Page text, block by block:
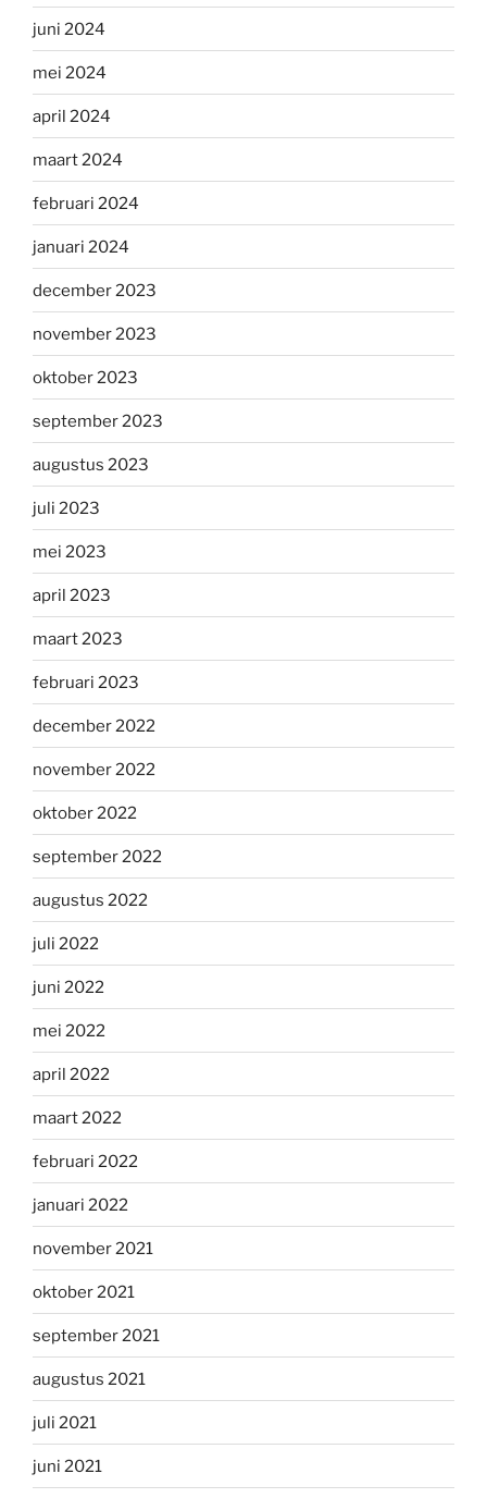
juni 2024
mei 2024
april 2024
maart 2024
februari 2024
januari 2024
december 2023
november 2023
oktober 2023
september 2023
augustus 2023
juli 2023
mei 2023
april 2023
maart 2023
februari 2023
december 2022
november 2022
oktober 2022
september 2022
augustus 2022
juli 2022
juni 2022
mei 2022
april 2022
maart 2022
februari 2022
januari 2022
november 2021
oktober 2021
september 2021
augustus 2021
juli 2021
juni 2021